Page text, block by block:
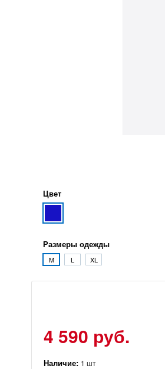
Цвет
Размеры одежды
M L XL
4 590 руб.
Наличие: 1 шт